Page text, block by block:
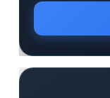
지혜롭게 대처할